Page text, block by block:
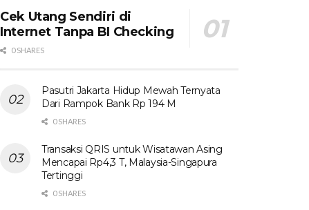
Cek Utang Sendiri di
Internet Tanpa BI Checking
0 SHARES
Pasutri Jakarta Hidup Mewah Ternyata
Dari Rampok Bank Rp 194 M
0 SHARES
Transaksi QRIS untuk Wisatawan Asing
Mencapai Rp4,3 T, Malaysia-Singapura
Tertinggi
0 SHARES